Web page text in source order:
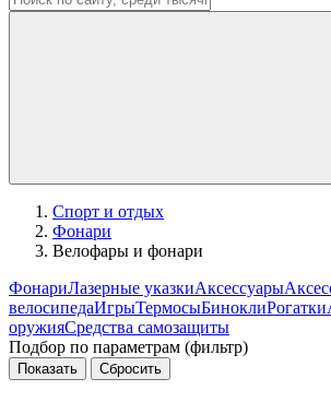
Спорт и отдых
Фонари
Велофары и фонари
ФонариЛазерные указкиАксессуары
велосипедаИгрыТермосыБиноклиРогатки
оружияСредства самозащиты
Подбор по параметрам (фильтр)